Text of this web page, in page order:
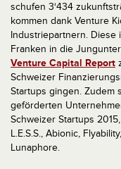
schufen 3‘434
kommen dank Venture
Industriepartnern.
Franken in die
Venture Capital Report
Schweizer
Startups gingen. Zudem
geförderten
Schweizer Startups
L.E.S.S., Abionic,
Lunaphore.